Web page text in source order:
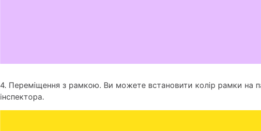
4. Переміщення з рамкою. Ви можете встановити колір рамки на
інспектора.